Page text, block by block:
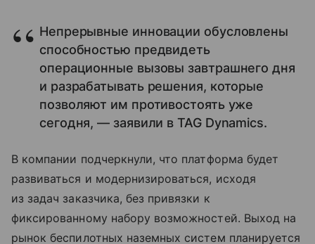
Непрерывные инновации обусловлены
способностью предвидеть
операционные вызовы завтрашнего дня
и разрабатывать решения, которые
позволяют им противостоять уже
сегодня, — заявили в TAG Dynamics.
В компании подчеркнули, что платформа будет
развиваться и модернизироваться, исходя
из задач заказчика, без привязки к
фиксированному набору возможностей. Выход на
рынок беспилотных наземных систем планируется